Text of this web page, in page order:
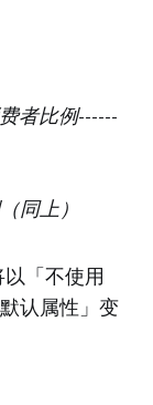
者比例------
同上）
以「不使用
认属性」变